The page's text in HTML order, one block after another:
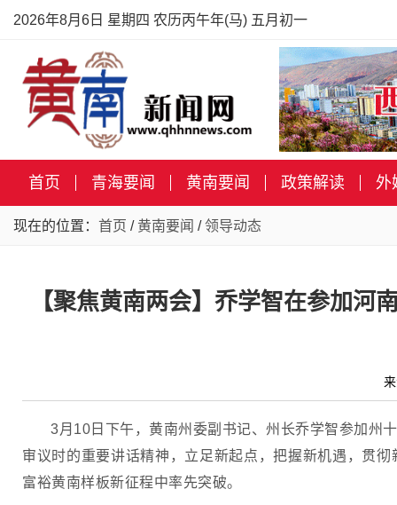
2026年8月6日 星期四 农历丙午年(马) 五月初一
首页 青海要闻 黄南要闻 政策解读 外
现在的位置： 首页 / 黄南要闻 /领导动态
【聚焦黄南两会】乔学智在参加
3月10日下午，黄南州委副书记、州长乔学智参加州
审议时的重要讲话精神，立足新起点，把握新机遇，贯
富裕黄南样板新征程中率先突破。